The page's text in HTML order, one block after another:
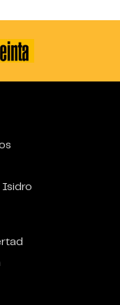
Isidro